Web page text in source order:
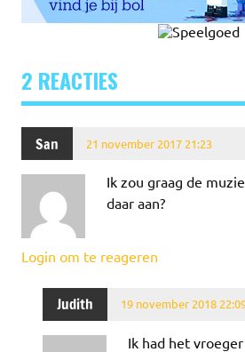
2 REACTIES
San 21 november 2017 21:23
Ik zou graag de
daar aan?
Login om te reageren
Judith 19 november 2018
Ik had het